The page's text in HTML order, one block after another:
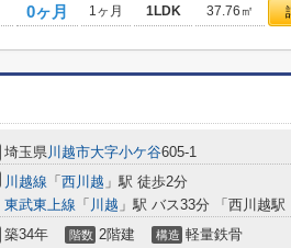
0ヶ月 1ヶ月 1LDK 37.76㎡
埼玉県川越市大字小ケ谷605-1
川越線 「 西川越 」駅 徒歩2分
東武東上線 「 川越 」駅 バス33分 「西川越
築34年 階数 2階建 構造 軽量鉄骨